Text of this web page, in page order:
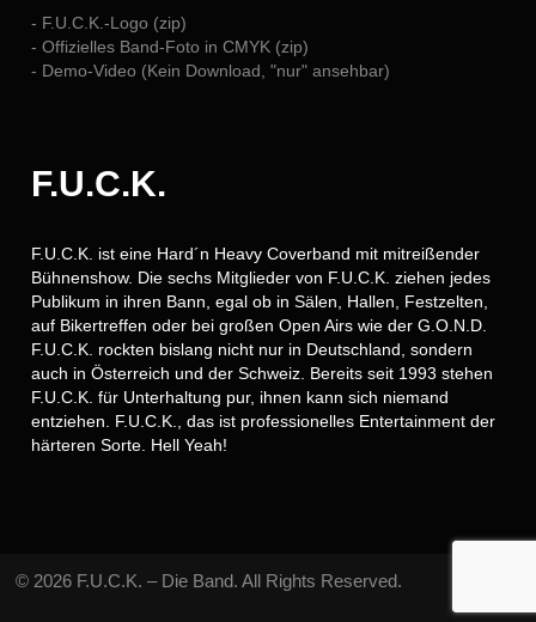
- F.U.C.K.-Logo (zip)
- Offizielles Band-Foto in CMYK (zip)
- Demo-Video (Kein Download, "nur" ansehbar)
F.U.C.K.
F.U.C.K. ist eine Hard´n Heavy Coverband mit mitreißender
Bühnenshow. Die sechs Mitglieder von F.U.C.K. ziehen jedes
Publikum in ihren Bann, egal ob in Sälen, Hallen, Festzelten,
auf Bikertreffen oder bei großen Open Airs wie der G.O.N.D.
F.U.C.K. rockten bislang nicht nur in Deutschland, sondern
auch in Österreich und der Schweiz. Bereits seit 1993 stehen
F.U.C.K. für Unterhaltung pur, ihnen kann sich niemand
entziehen. F.U.C.K., das ist professionelles Entertainment der
härteren Sorte. Hell Yeah!
© 2026 F.U.C.K. – Die Band. All Rights Reserved.